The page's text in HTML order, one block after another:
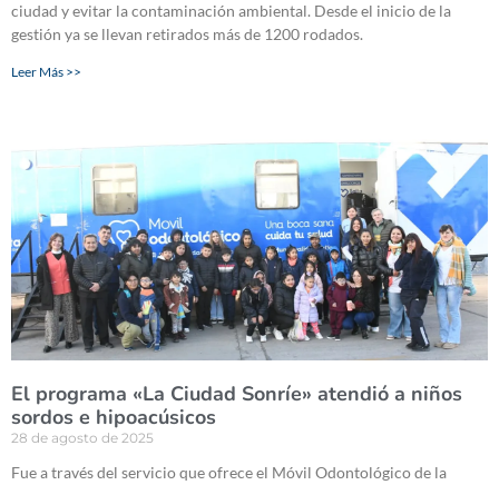
ciudad y evitar la contaminación ambiental. Desde el inicio de la
gestión ya se llevan retirados más de 1200 rodados.
Leer Más >>
El programa «La Ciudad Sonríe» atendió a niños
sordos e hipoacúsicos
28 de agosto de 2025
Fue a través del servicio que ofrece el Móvil Odontológico de la